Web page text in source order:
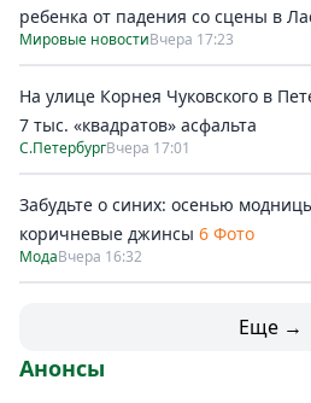
ребенка от падения со сцены в
Мировые новостиВчера 17:23
На улице Корнея Чуковского в
7 тыс. «квадратов» асфальта
С.ПетербургВчера 17:01
Забудьте о синих: осенью
коричневые джинсы 6 Фото
МодаВчера 16:32
Еще →
Анонсы